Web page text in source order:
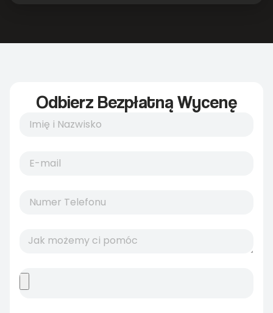
Odbierz Bezpłatną Wycenę